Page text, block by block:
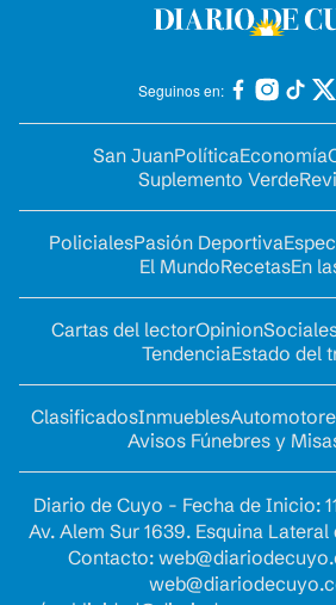
Seguinos en:
San JuanPolíticaEconomía
Suplemento Verde
PolicialesPasión Deportiva
El MundoRecetasEn
Cartas del lectorOpinion
TendenciaEstado del
ClasificadosInmuebles
Avisos Fúnebres y
Diario de Cuyo - Fecha de Inicio:
Av. Alem Sur 1639. Esquina
Contacto: